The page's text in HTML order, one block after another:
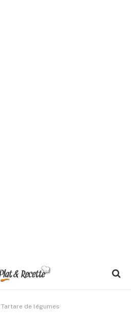
Tartare de légumes